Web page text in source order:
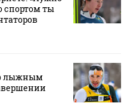
спортом ты
лыжным